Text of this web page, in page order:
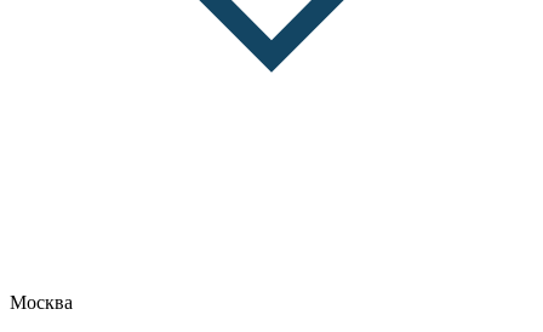
Москва